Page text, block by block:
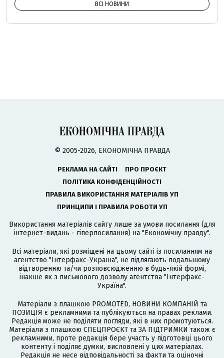
ВСІ НОВИНИ
© 2005-2026, ЕКОНОМІЧНА ПРАВДА
РЕКЛАМА НА САЙТІ
ПРО ПРОЄКТ
ПОЛІТИКА КОНФІДЕНЦІЙНОСТІ
ПРАВИЛА ВИКОРИСТАННЯ МАТЕРІАЛІВ УП
ПРИНЦИПИ І ПРАВИЛА РОБОТИ УП
Використання матеріалів сайту лише за умови посилання (для
інтернет-видань - гіперпосилання) на "Економічну правду".
Всі матеріали, які розміщені на цьому сайті із посиланням на
агентство "Інтерфакс-Україна", не підлягають подальшому
відтворенню та/чи розповсюдженню в будь-якій формі,
інакше як з письмового дозволу агентства "Інтерфакс-
Україна".
Матеріали з плашкою PROMOTED, НОВИНИ КОМПАНІЙ та
ПОЗИЦІЯ є рекламними та публікуються на правах реклами.
Редакція може не поділяти погляди, які в них промотуються.
Матеріали з плашкою СПЕЦПРОЄКТ та ЗА ПІДТРИМКИ також є
рекламними, проте редакція бере участь у підготовці цього
контенту і поділяє думки, висловлені у цих матеріалах.
Редакція не несе відповідальності за факти та оціночні